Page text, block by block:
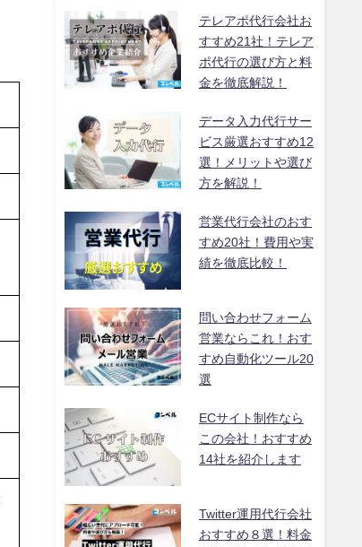
テレアポ代行会社お
すすめ21社！テレア
ポ代行の選び方と料
金を徹底解説！
データ入力代行サー
ビス厳選おすすめ12
選！メリットや選び
方を解説！
営業代行会社のおす
すめ20社！費用や実
績を徹底比較！
問い合わせフォーム
営業ならこれ！おす
すめ自動化ツール20
選
ECサイト制作なら
この会社！おすすめ
14社を紹介します
Twitter運用代行会社
おすすめ８選！料金